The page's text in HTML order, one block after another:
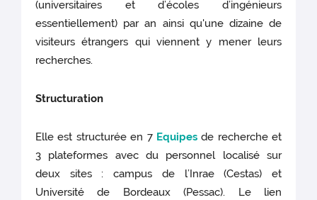
(universitaires et d’écoles d’ingénieurs
essentiellement) par an ainsi qu'une dizaine de
visiteurs étrangers qui viennent y mener leurs
recherches.
Structuration
Elle est structurée en 7 Equipesde recherche et
3 plateformes avec du personnel localisé sur
deux sites : campus de l’Inrae (Cestas) et
Université de Bordeaux (Pessac). Le lien